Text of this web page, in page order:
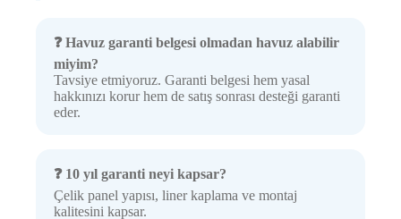
❓ Havuz garanti belgesi olmadan havuz alabilir
miyim?
Tavsiye etmiyoruz. Garanti belgesi hem yasal
hakkınızı korur hem de satış sonrası desteği garanti
eder.
❓ 10 yıl garanti neyi kapsar?
Çelik panel yapısı, liner kaplama ve montaj
kalitesini kapsar.